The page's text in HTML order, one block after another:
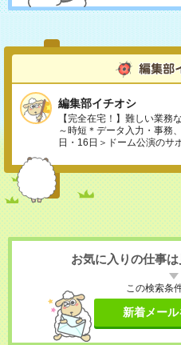
編集部イチオシ
【完全在宅！】難しい業務
～時短＊データ入力・事務
日・16日＞ドーム公演のサ
お気に入りの仕事
この検索条
新着メー